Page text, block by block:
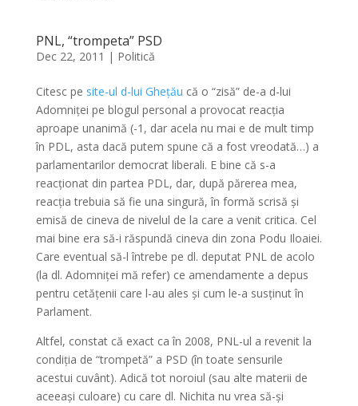
PNL, “trompeta” PSD
Dec 22, 2011 | Politică
Citesc pe site-ul d-lui Ghețău că o “zisă” de-a d-lui
Adomniței pe blogul personal a provocat reacția
aproape unanimă (-1, dar acela nu mai e de mult timp
în PDL, asta dacă putem spune că a fost vreodată…) a
parlamentarilor democrat liberali. E bine că s-a
reacționat din partea PDL, dar, după părerea mea,
reacția trebuia să fie una singură, în formă scrisă și
emisă de cineva de nivelul de la care a venit critica. Cel
mai bine era să-i răspundă cineva din zona Podu Iloaiei.
Care eventual să-l întrebe pe dl. deputat PNL de acolo
(la dl. Adomniței mă refer) ce amendamente a depus
pentru cetățenii care l-au ales și cum le-a susținut în
Parlament.
Altfel, constat că exact ca în 2008, PNL-ul a revenit la
condiția de “trompetă” a PSD (în toate sensurile
acestui cuvânt). Adică tot noroiul (sau alte materii de
aceeași culoare) cu care dl. Nichita nu vrea să-și